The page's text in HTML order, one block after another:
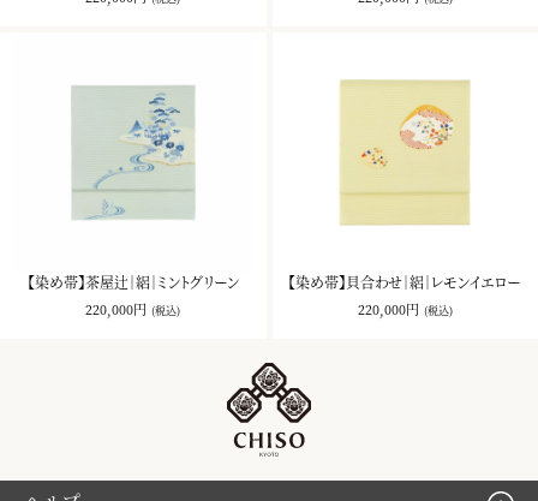
【染め帯】茶屋辻｜絽｜ミントグリーン
220,000円 (税込)
【染め帯】貝合わせ｜絽｜レモンイエロー
220,000円 (税込)